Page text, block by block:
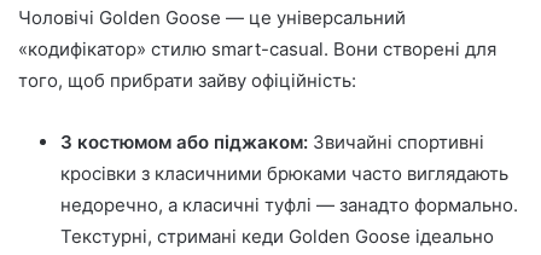
Чоловічі Golden Goose — це універсальний
«кодифікатор» стилю smart-casual. Вони створені для
того, щоб прибрати зайву офіційність:
З костюмом або піджаком: Звичайні спортивні
кросівки з класичними брюками часто виглядають
недоречно, а класичні туфлі — занадто формально.
Текстурні, стримані кеди Golden Goose ідеально